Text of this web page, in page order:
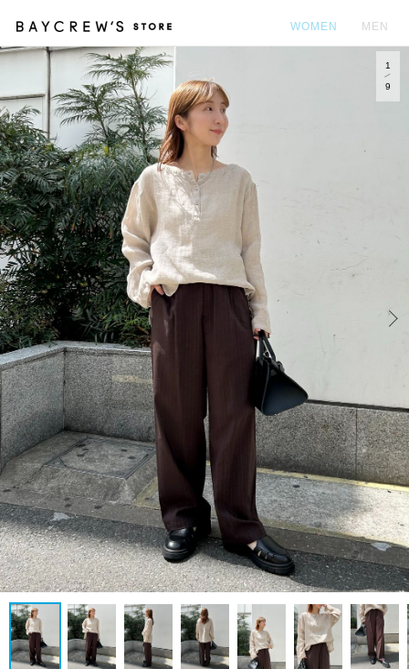
WOMEN MEN
Prev
1
9